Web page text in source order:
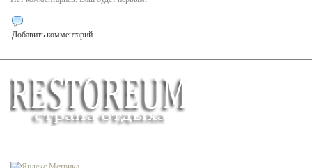
Добавить комментарий